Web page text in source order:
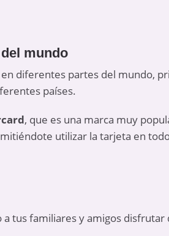
mundo
diferentes partes del mundo,
países.
, que es una marca muy
utilizar la tarjeta en
tus familiares y amigos disfrutar